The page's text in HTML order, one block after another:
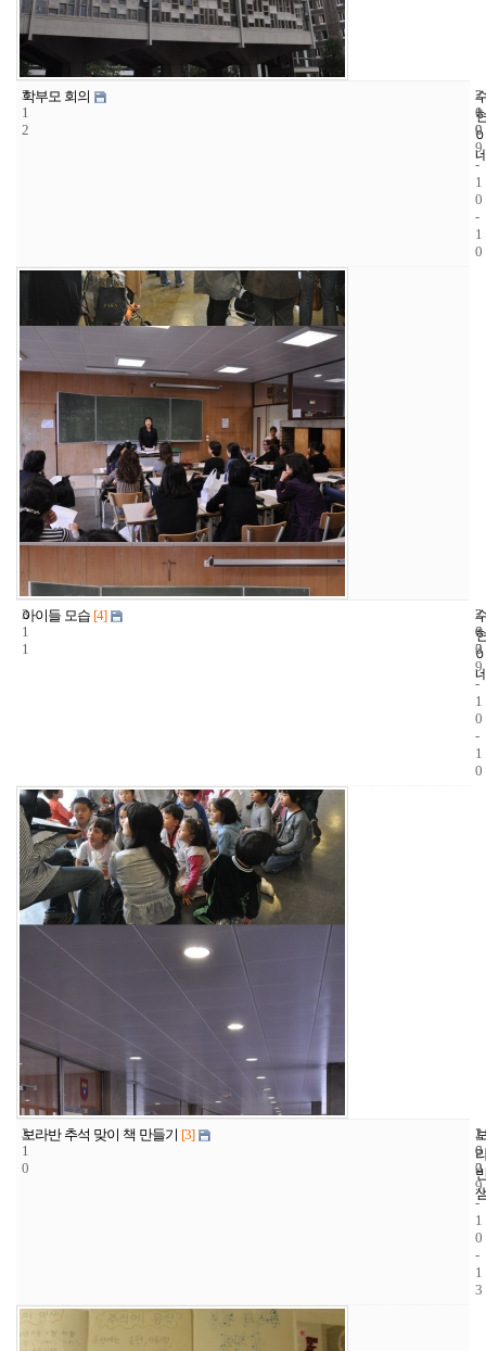
3
1
2
학부모 회의
2
1
9
2
0
0
9
-
1
0
-
1
0
3
1
1
아이들 모습 [4]
2
6
3
2
0
0
9
-
1
0
-
1
0
3
1
0
보라반 추석 맞이 책 만들기 [3]
1
6
2
2
0
0
9
-
1
0
-
1
3